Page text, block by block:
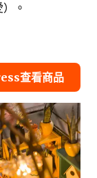
。
查看商品